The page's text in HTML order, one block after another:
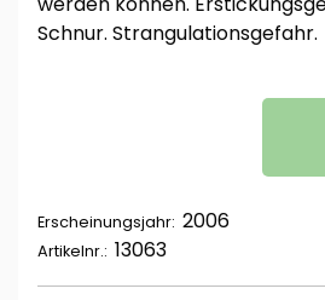
Schnur. Strangulationsgefahr.
Erscheinungsjahr: 2006
Artikelnr.: 13063